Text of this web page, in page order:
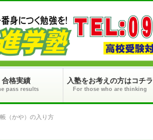
合格実績
pass results
入塾をお考えの方はコチラ
For those who are thinking
（かや）の入り方